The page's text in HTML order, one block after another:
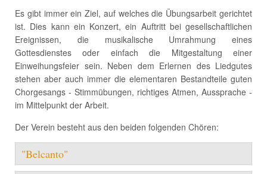
Es gibt immer ein Ziel, auf welches die Übungsarbeit gerichtet
ist. Dies kann ein Konzert, ein Auftritt bei gesellschaftlichen
Ereignissen, die musikalische Umrahmung eines
Gottesdienstes oder einfach die Mitgestaltung einer
Einweihungsfeier sein. Neben dem Erlernen des Liedgutes
stehen aber auch immer die elementaren Bestandteile guten
Chorgesangs - Stimmübungen, richtiges Atmen, Aussprache -
im Mittelpunkt der Arbeit.
Der Verein besteht aus den beiden folgenden Chören:
"Belcanto"